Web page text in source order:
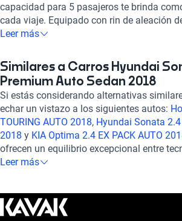
capacidad para 5 pasajeros te brinda
cada viaje. Equipado con rin de aleación
de 2.4 litros y 185 caballos de fuerza, este
interior en cuero, aire acondicionado
Bluetooth, Apple CarPlay y Android Auto,
conectado y entretenido en todo momento.
frenos ABS y asistencia de frenado, tu
Además, su calificación en consumo de
te garantiza una experiencia de
tuyo este Hyundai Sonata y vive la
Leer más
Similares a Carros Hyundai
Premium Auto Sedan 2018
Si estás considerando alternativas
echar un vistazo a los siguientes autos:
TOURING AUTO 2018, Hyundai Sonata 2.4
2018 y KIA Optima 2.4 EX PACK AUTO
ofrecen un equilibrio excepcional entre
rendimiento, brindando una experiencia de
preferencias. ¡Descubre más sobre ellos
autos similares!
Leer más